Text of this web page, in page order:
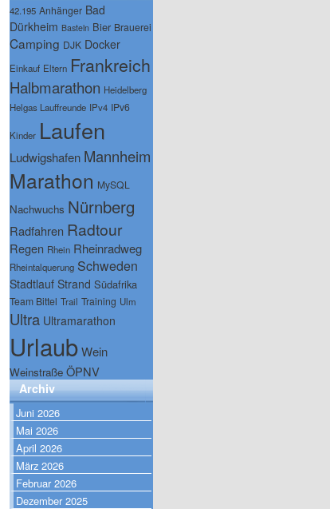
42.195 Anhänger Bad
Dürkheim Basteln Bier Brauerei
Camping DJK Docker
Einkauf Eltern Frankreich
Halbmarathon Heidelberg
Helgas Lauffreunde IPv4 IPv6
Kinder Laufen
Ludwigshafen Mannheim
Marathon MySQL
Nachwuchs Nürnberg
Radfahren Radtour
Regen Rhein Rheinradweg
Rheintalquerung Schweden
Stadtlauf Strand Südafrika
Team Bittel Trail Training Ulm
Ultra Ultramarathon
UrlaubWein
Weinstraße ÖPNV
Archiv
Juni 2026
Mai 2026
April 2026
März 2026
Februar 2026
Dezember 2025